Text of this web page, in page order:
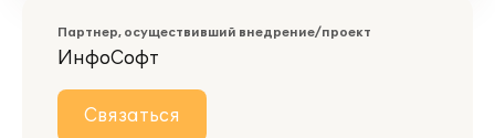
Партнер, осуществивший внедрение/проект
ИнфоСофт
Связаться